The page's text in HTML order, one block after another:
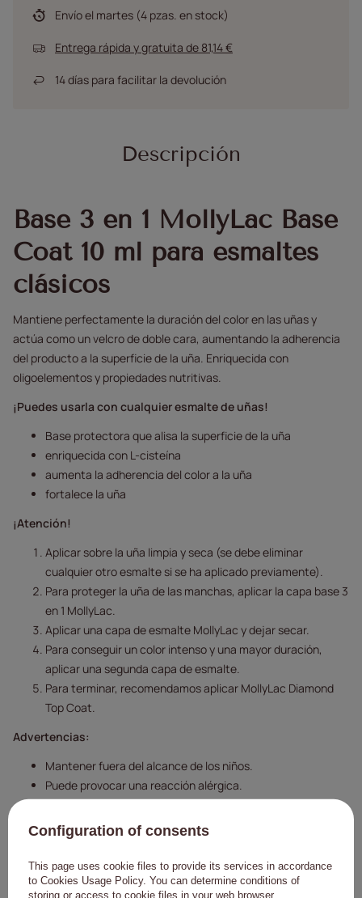
Envíoel martes (4 pzas. en stock)
Entrega rápida y gratuita de 81,14 €
14días para facilitar la devolución
Descripción
Base 3 en 1 MollyLac Base
Coat 10 ml para esmaltes
clásicos
Mantiene perfectamente la duración del color en las uñas y
actúa como un velcro de doble cara, aumentando la adherencia
del producto a la superficie de la uña. Enriquecida con
oligoelementos y propiedades nutritivas.
¡Puedes usarla con cualquier esmalte de uñas!
Base protectora que alisa la superficie de la uña
enriquecida con L-cisteína
aumenta la adherencia del color a la uña
fortalece la uña
¡Atención!
Aplicar sobre la uña limpia y seca (se debe eliminar
cualquier otro esmalte si se ha aplicado previamente).
Para proteger la uña de las manchas, aplicar la capa base 3
en 1 MollyLac.
Aplicar una capa de esmalte MollyLac y dejar secar.
Para conseguir un color intenso y una mayor duración,
aplicar una segunda capa de esmalte.
Para terminar, recomendamos aplicar MollyLac Diamond
Top Coat.
Advertencias:
Mantener fuera del alcance de los niños.
Puede provocar una reacción alérgica.
Evitar el contacto con la piel.
Evitar el contacto con los ojos.
Lea atentamente las instrucciones de uso.
Configuration of consents
This page uses cookie files to provide its services in accordance
to Cookies Usage Policy. You can determine conditions of
storing or access to cookie files in your web browser.